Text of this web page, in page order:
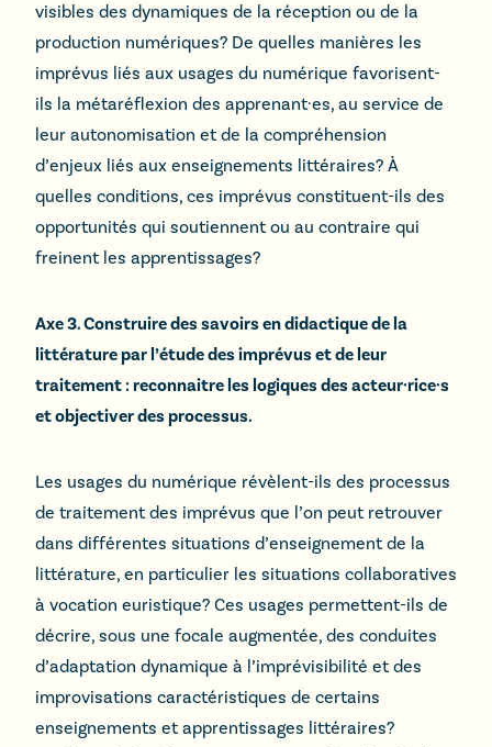
visibles des dynamiques de la réception ou de la
production numériques? De quelles manières les
imprévus liés aux usages du numérique favorisent-
ils la métaréflexion des apprenant·es, au service de
leur autonomisation et de la compréhension
d’enjeux liés aux enseignements littéraires? À
quelles conditions, ces imprévus constituent-ils des
opportunités qui soutiennent ou au contraire qui
freinent les apprentissages?
Axe 3.Construire des savoirs en didactique de la
littérature par l’étude des imprévus et de leur
traitement : reconnaitre les logiques des acteur·rice·s
et objectiver des processus.
Les usages du numérique révèlent-ils des processus
de traitement des imprévus que l’on peut retrouver
dans différentes situations d’enseignement de la
littérature, en particulier les situations collaboratives
à vocation euristique? Ces usages permettent-ils de
décrire, sous une focale augmentée, des conduites
d’adaptation dynamique à l’imprévisibilité et des
improvisations caractéristiques de certains
enseignements et apprentissages littéraires?